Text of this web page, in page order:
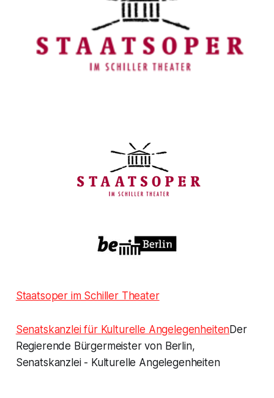
Staatsoper im Schiller Theater
Senatskanzlei für Kulturelle AngelegenheitenDer
Regierende Bürgermeister von Berlin,
Senatskanzlei - Kulturelle Angelegenheiten